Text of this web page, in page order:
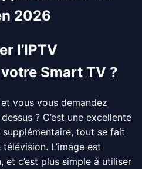
2026
l’IPTV
Smart TV ?
vous vous demandez
? C’est une excellente
tout se fait
L’image est
et c’est plus simple à utiliser